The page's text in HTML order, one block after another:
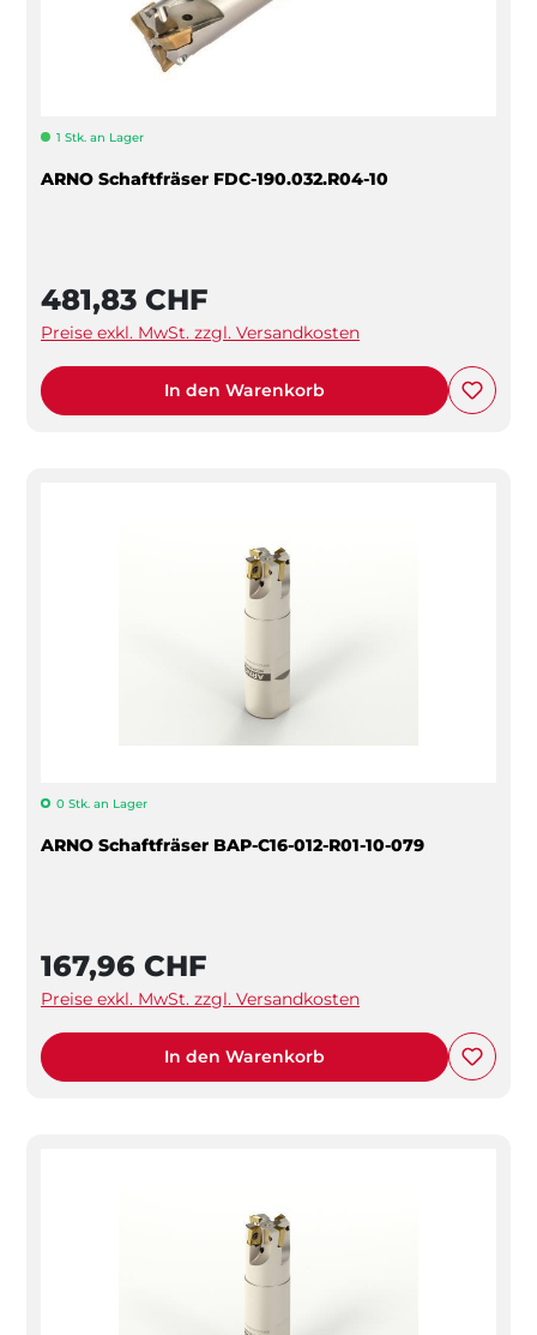
1 Stk. an Lager
ARNO Schaftfräser FDC-190.032.R04-10
481,83 CHF
Preise exkl. MwSt. zzgl. Versandkosten
In den Warenkorb
0 Stk. an Lager
ARNO Schaftfräser BAP-C16-012-R01-10-079
167,96 CHF
Preise exkl. MwSt. zzgl. Versandkosten
In den Warenkorb